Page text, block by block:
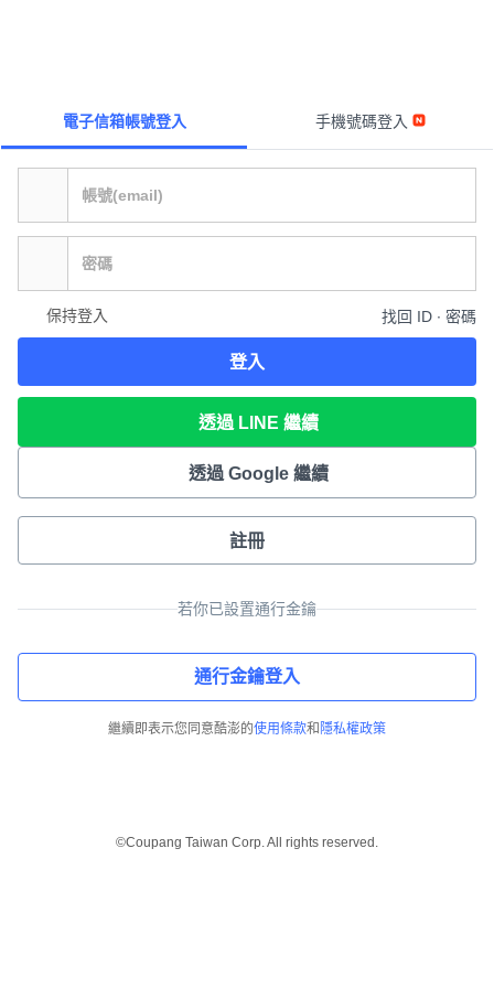
電子信箱帳號登入 手機號碼登入
保持登入 找回 ID ∙ 密碼
登入
透過 LINE 繼續
透過 Google 繼續
註冊
若你已設置通行金鑰
通行金鑰登入
繼續即表示您同意酷澎的使用條款和 隱私權政策
©Coupang Taiwan Corp. All rights reserved.